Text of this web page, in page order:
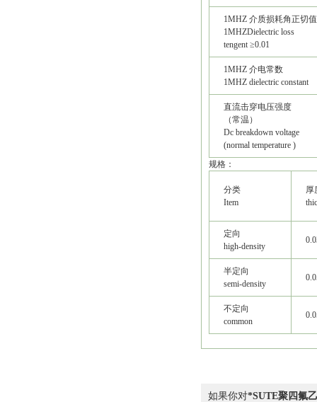
1MHZ 介质损耗角正切值
1MHZDielectric loss
tengent ≥0.01
1MHZ 介电常数
1MHZ dielectric constant
直流击穿电压强度
（常温）
Dc breakdown voltage
(normal temperature )
规格：
分类
Item
厚
定向
high-density
半定向
semi-density
不定向
common
如果你对*SUTE聚四氟